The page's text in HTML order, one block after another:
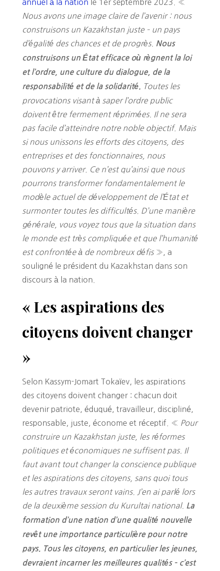
annuel à la nation le 1er septembre 2023. «
Nous avons une image claire de l’avenir : nous
construisons un Kazakhstan juste – un pays
d’égalité des chances et de progrès.
Nous
construisons un État efficace où règnent la loi
et l’ordre, une culture du dialogue, de la
responsabilité et de la solidarité.
Toutes les
provocations visant à saper l’ordre public
doivent être fermement réprimées. Il ne sera
pas facile d’atteindre notre noble objectif. Mais
si nous unissons les efforts des citoyens, des
entreprises et des fonctionnaires, nous
pouvons y arriver. Ce n’est qu’ainsi que nous
pourrons transformer fondamentalement le
modèle actuel de développement de l’État et
surmonter toutes les difficultés. D’une manière
générale, vous voyez tous que la situation dans
le monde est très compliquée et que l’humanité
est confrontée à de nombreux défis», a
souligné le président du Kazakhstan dans son
discours à la nation.
« Les aspirations des
citoyens doivent changer
»
Selon Kassym-Jomart Tokaïev, les aspirations
des citoyens doivent changer : chacun doit
devenir patriote, éduqué, travailleur, discipliné,
responsable, juste, économe et réceptif. « Pour
construire un Kazakhstan juste, les réformes
politiques et économiques ne suffisent pas. Il
faut avant tout changer la conscience publique
et les aspirations des citoyens, sans quoi tous
les autres travaux seront vains. J’en ai parlé lors
de la deuxième session du Kurultai national. La
formation d’une nation d’une qualité nouvelle
revêt une importance particulière pour notre
pays. Tous les citoyens, en particulier les jeunes,
devraient incarner les meilleures qualités – c’est